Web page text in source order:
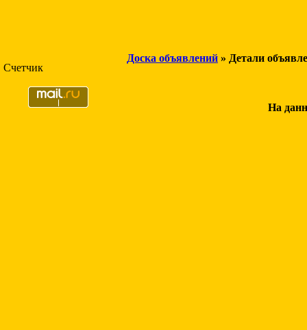
Счетчик
Доска объявлений » Детали
На